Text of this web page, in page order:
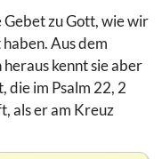
zu Gott, wie wir
Aus dem
kennt sie aber
die im Psalm 22, 2
als er am Kreuz